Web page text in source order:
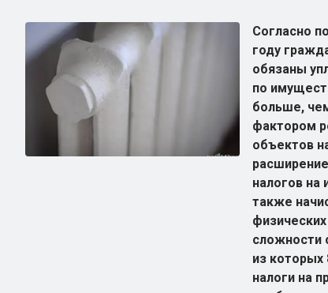
Согласно
году
обязаны
по
больше,
фактором
объектов
налогов на
также
сложности
из которых
налоги на